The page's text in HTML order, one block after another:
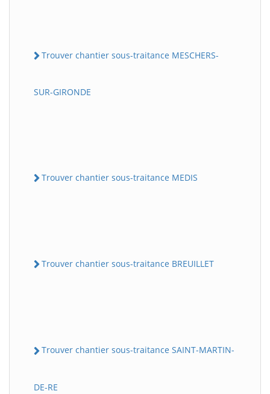
Trouver chantier sous-traitance MESCHERS-
SUR-GIRONDE
Trouver chantier sous-traitance MEDIS
Trouver chantier sous-traitance BREUILLET
Trouver chantier sous-traitance SAINT-MARTIN-
DE-RE